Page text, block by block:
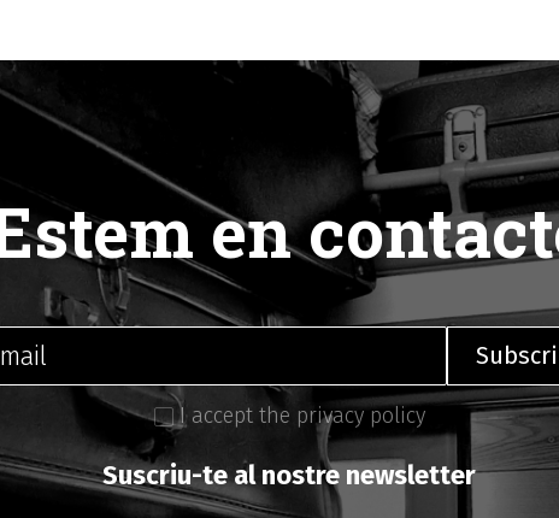
en
I accept the privacy policy
Suscriu-te al nostre newsletter